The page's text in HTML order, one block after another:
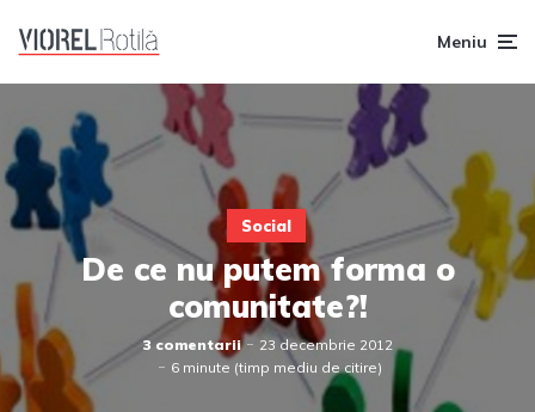
Meniu
Social
De ce nu putem forma o
comunitate?!
3 comentarii
23 decembrie 2012
6 minute (timp mediu de citire)